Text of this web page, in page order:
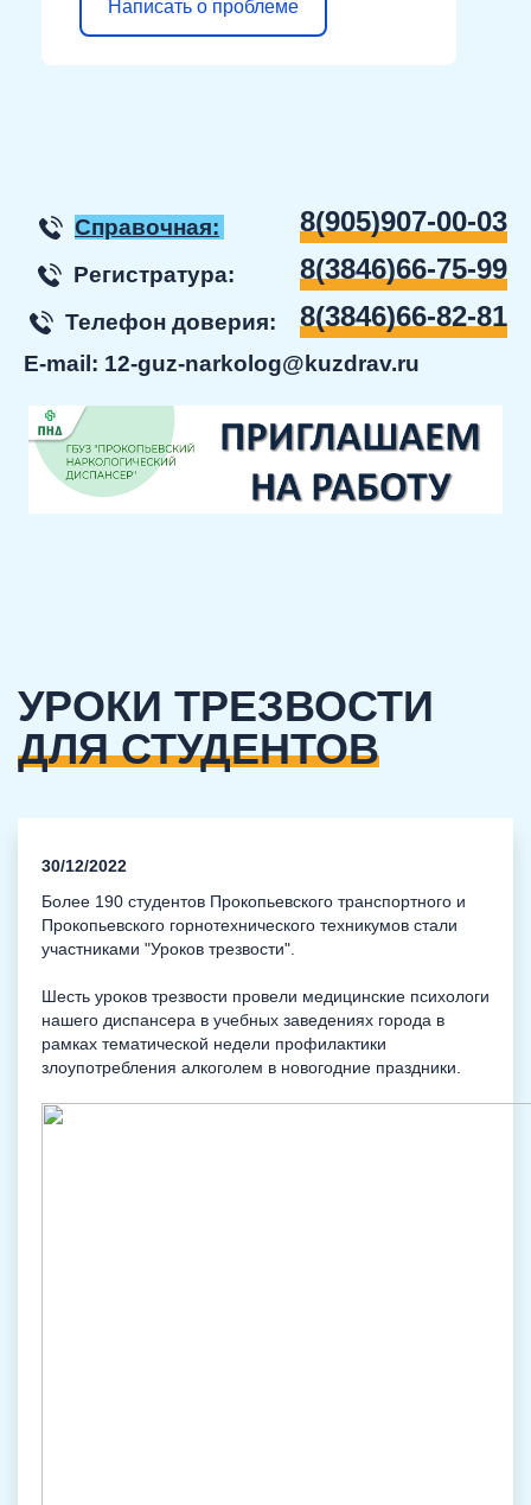
Написать о проблеме
Справочная: 8(905)907-00-03
Регистратура: 8(3846)66-75-99
Телефон доверия: 8(3846)66-82-81
E-mail: 12-guz-narkolog@kuzdrav.ru
УРОКИ ТРЕЗВОСТИ
ДЛЯ СТУДЕНТОВ
30/12/2022
Более 190 студентов Прокопьевского транспортного и
Прокопьевского горнотехнического техникумов стали
участниками "Уроков трезвости".
Шесть уроков трезвости провели медицинские психологи
нашего диспансера в учебных заведениях города в
рамках тематической недели профилактики
злоупотребления алкоголем в новогодние праздники.